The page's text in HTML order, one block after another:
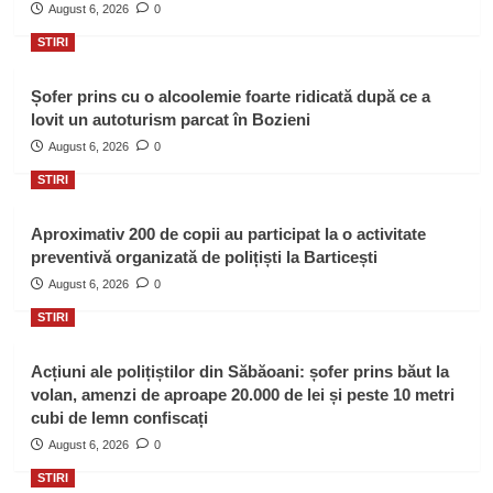
August 6, 2026 0
STIRI
Șofer prins cu o alcoolemie foarte ridicată după ce a
lovit un autoturism parcat în Bozieni
August 6, 2026 0
STIRI
Aproximativ 200 de copii au participat la o activitate
preventivă organizată de polițiști la Barticești
August 6, 2026 0
STIRI
Acțiuni ale polițiștilor din Săbăoani: șofer prins băut la
volan, amenzi de aproape 20.000 de lei și peste 10 metri
cubi de lemn confiscați
August 6, 2026 0
STIRI